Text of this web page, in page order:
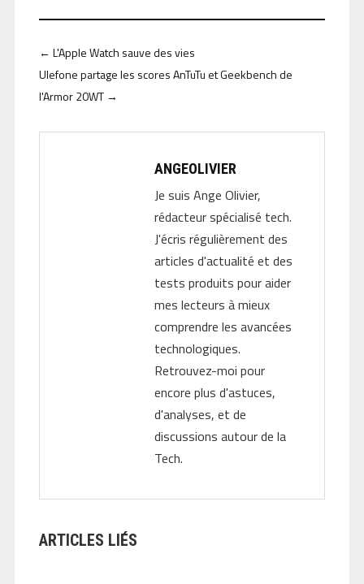
← L'Apple Watch sauve des vies
Ulefone partage les scores AnTuTu et Geekbench de
l'Armor 20WT→
ANGEOLIVIER
Je suis Ange Olivier,
rédacteur spécialisé tech.
J'écris régulièrement des
articles d'actualité et des
tests produits pour aider
mes lecteurs à mieux
comprendre les avancées
technologiques.
Retrouvez-moi pour
encore plus d'astuces,
d'analyses, et de
discussions autour de la
Tech.
ARTICLES LIÉS